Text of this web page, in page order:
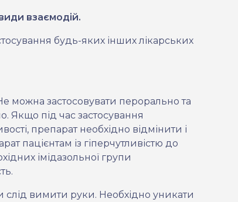
взаємодій.
будь-яких інших лікарських
можна застосовувати перорально та
Якщо під час застосування
препарат необхідно відмінити і
пацієнтам із гіперчутливістю до
імідазольної групи
вимити руки. Необхідно уникати